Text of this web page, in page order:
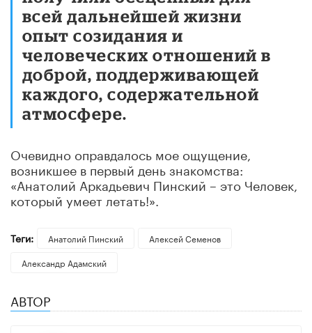
всей дальнейшей жизни
опыт созидания и
человеческих отношений в
доброй, поддерживающей
каждого, содержательной
атмосфере.
Очевидно оправдалось мое ощущение,
возникшее в первый день знакомства:
«Анатолий Аркадьевич Пинский – это Человек,
который умеет летать!».
Теги: Анатолий Пинский
Алексей Семенов
Александр Адамский
АВТОР